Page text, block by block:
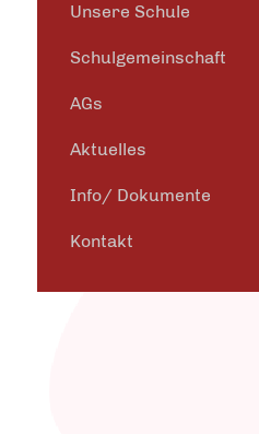
Unsere Schule
Schulgemeinschaft
AGs
Aktuelles
Info/ Dokumente
Kontakt